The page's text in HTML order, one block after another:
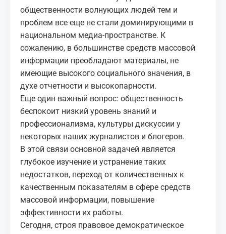
общественности волнующих людей тем и
проблем все еще не стали доминирующими в
национальном медиа-пространстве. К
сожалению, в большинстве средств массовой
информации преобладают материалы, не
имеющие высокого социального значения, в
духе отчетности и высокопарности.
Еще один важный вопрос: общественность
беспокоит низкий уровень знаний и
профессионализма, культуры дискуссии у
некоторых наших журналистов и блогеров.
В этой связи основной задачей является
глубокое изучение и устранение таких
недостатков, переход от количественных к
качественным показателям в сфере средств
массовой информации, повышение
эффективности их работы.
Сегодня, строя правовое демократическое